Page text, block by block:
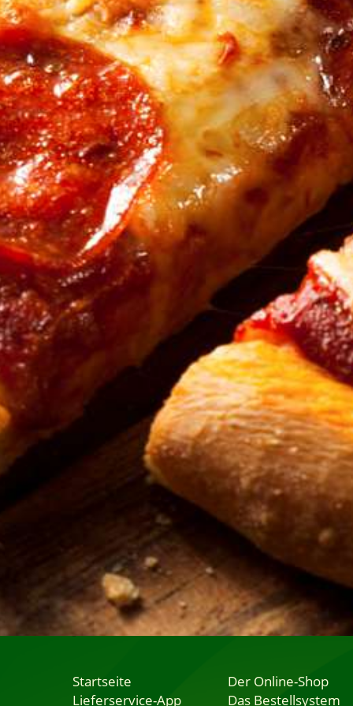
Startseite
Lieferservice-App
Der Online-Shop
Das Bestellsystem